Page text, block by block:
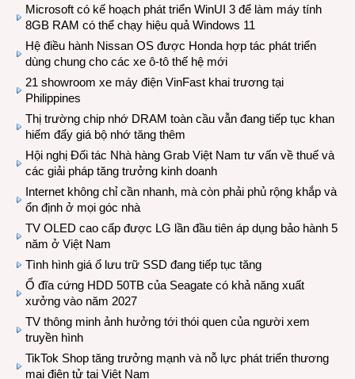
Microsoft có kế hoạch phát triển WinUI 3 để làm máy tính
8GB RAM có thể chạy hiệu quả Windows 11
Hệ điều hành Nissan OS được Honda hợp tác phát triển
dùng chung cho các xe ô-tô thế hệ mới
21 showroom xe máy điện VinFast khai trương tại
Philippines
Thị trường chip nhớ DRAM toàn cầu vẫn đang tiếp tục khan
hiếm đẩy giá bộ nhớ tăng thêm
Hội nghị Đối tác Nhà hàng Grab Việt Nam tư vấn về thuế và
các giải pháp tăng trưởng kinh doanh
Internet không chỉ cần nhanh, mà còn phải phủ rộng khắp và
ổn định ở mọi góc nhà
TV OLED cao cấp được LG lần đầu tiên áp dụng bảo hành 5
năm ở Việt Nam
Tình hình giá ổ lưu trữ SSD đang tiếp tục tăng
Ổ đĩa cứng HDD 50TB của Seagate có khả năng xuất
xưởng vào năm 2027
TV thông minh ảnh hưởng tới thói quen của người xem
truyền hình
TikTok Shop tăng trưởng mạnh và nỗ lực phát triển thương
mại điện tử tại Việt Nam